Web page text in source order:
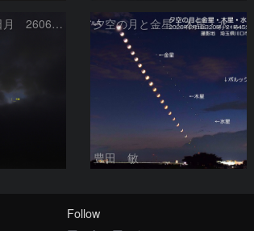
木星 金星 三日月 260618 夕空の月と金星・木星・水星の接近 2026/6/18
豊田 敏
Follow